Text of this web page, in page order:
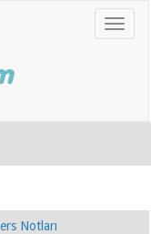
Notları